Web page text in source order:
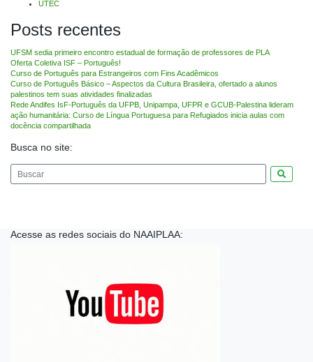
UTEC
Posts recentes
UFSM sedia primeiro encontro estadual de formação de professores de PLA
Oferta Coletiva ISF – Português!
Curso de Português para Estrangeiros com Fins Acadêmicos
Curso de Português Básico – Aspectos da Cultura Brasileira, ofertado a alunos
palestinos tem suas atividades finalizadas
Rede Andifes IsF-Português da UFPB, Unipampa, UFPR e GCUB-Palestina lideram
ação humanitária: Curso de Língua Portuguesa para Refugiados inicia aulas com
docência compartilhada
Busca no site:
Acesse as redes sociais do NAAIPLAA: